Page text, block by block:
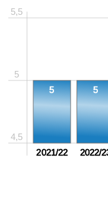
5,5
4,5
5
5
5
2021/22 2022/